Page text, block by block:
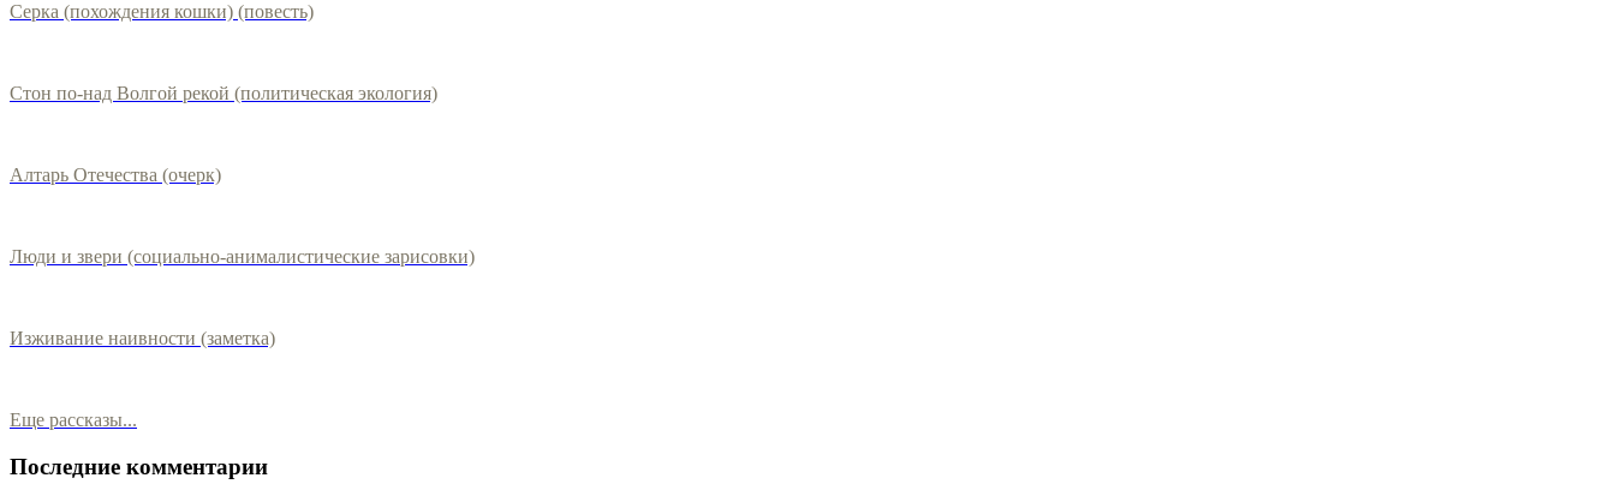
Серка (похождения кошки) (повесть)
Стон по-над Волгой рекой (политическая экология)
Алтарь Отечества (очерк)
Люди и звери (социально-анималистические зарисовки)
Изживание наивности (заметка)
Еще рассказы...
Последние комментарии